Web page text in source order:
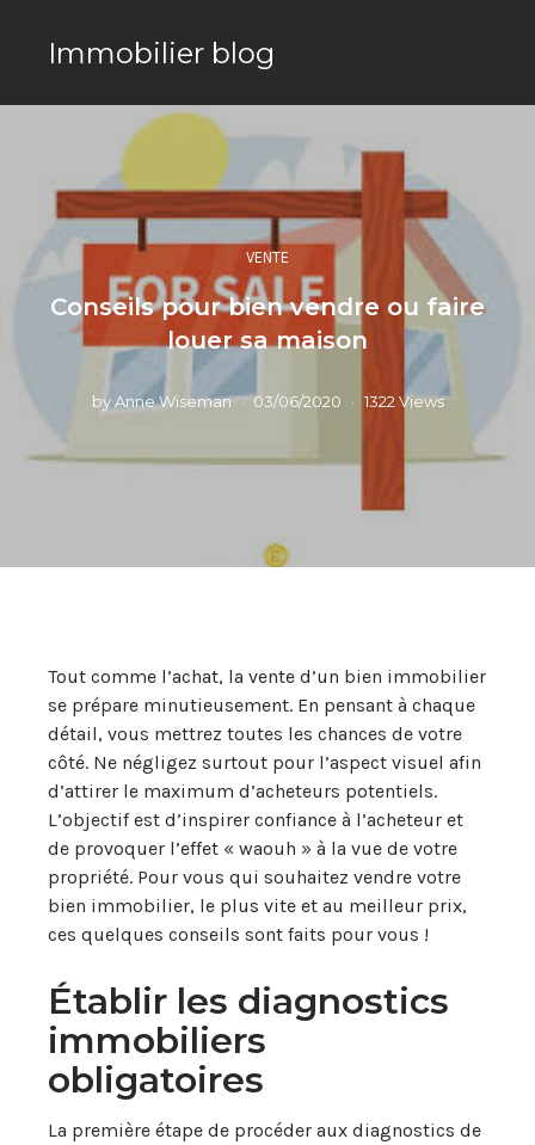
Immobilier blog
VENTE
Conseils pour bien vendre ou faire
louer sa maison
byAnne Wiseman 03/06/2020 1322 Views
Tout comme l’achat, la vente d’un bien immobilier
se prépare minutieusement. En pensant à chaque
détail, vous mettrez toutes les chances de votre
côté. Ne négligez surtout pour l’aspect visuel afin
d’attirer le maximum d’acheteurs potentiels.
L’objectif est d’inspirer confiance à l’acheteur et
de provoquer l’effet « waouh » à la vue de votre
propriété. Pour vous qui souhaitez vendre votre
bien immobilier, le plus vite et au meilleur prix,
ces quelques conseils sont faits pour vous !
Établir les diagnostics
immobiliers
obligatoires
La première étape de procéder aux diagnostics de